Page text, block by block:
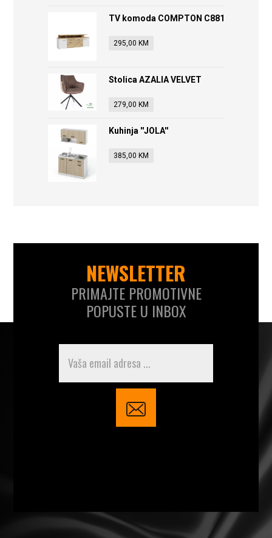
TV komoda COMPTON C881
295,00 KM
Stolica AZALIA VELVET
279,00 KM
Kuhinja ''JOLA''
385,00 KM
NEWSLETTER
PRIMAJTE PROMOTIVNE
POPUSTE U INBOX